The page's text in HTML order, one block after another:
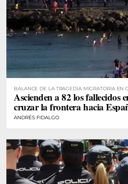
BALANCE DE LA TRAGEDIA MIGRATORIA EN
Ascienden a 82 los fallecidos
cruzar la frontera hacia
ANDRÉS FIDALGO